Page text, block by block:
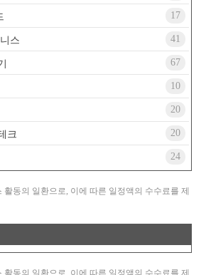
17
스 41
67
10
20
크 20
24
활동의 일환으로, 이에 따른 일정액의 수수료를 제
활동의 일환으로, 이에 따른 일정액의 수수료를 제